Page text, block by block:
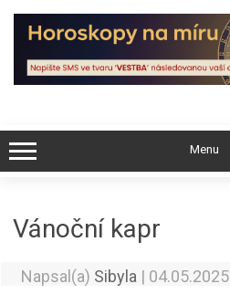
Skip
content
Menu
Vánoční kapr
Napsal(a) Sibyla | 04.05.2025